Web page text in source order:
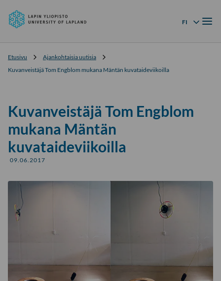
Siirry
suoraan
yliopisto
FI
Kielivalikko
Etusivu
Ajankohtaisia uutisia
Kuvanveistäjä Tom Engblom mukana Mäntän kuvataideviikoilla
Kuvanveistäjä Tom Engblom
mukana Mäntän
kuvataideviikoilla
09.06.2017